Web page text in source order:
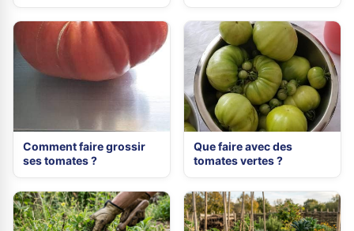
Comment faire grossir
ses tomates ?
Que faire avec des
tomates vertes ?